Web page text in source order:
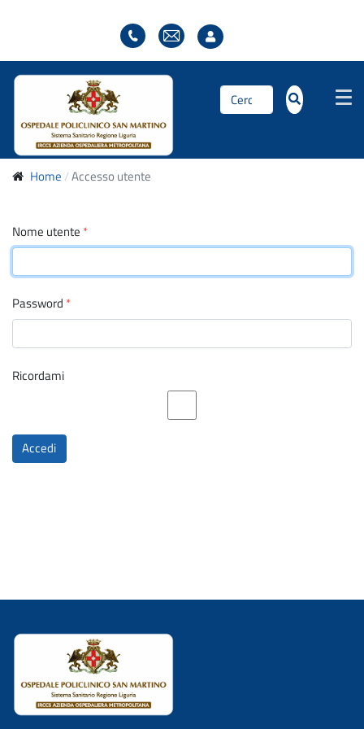
Cerca...
Home Accesso utente
Nome utente *
Password *
Ricordami
Accedi